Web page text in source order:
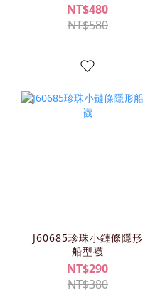
NT$480
NT$580
J60685珍珠小鏈條隱形
船型襪
NT$290
NT$380